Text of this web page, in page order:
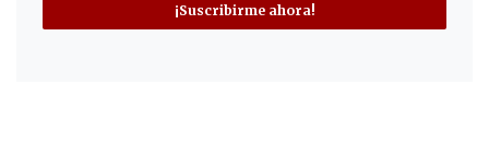
¡Suscribirme ahora!